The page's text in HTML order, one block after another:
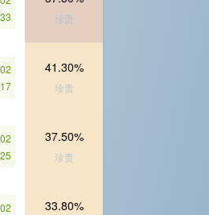
珍贵
41.30%
珍贵
37.50%
珍贵
33.80%